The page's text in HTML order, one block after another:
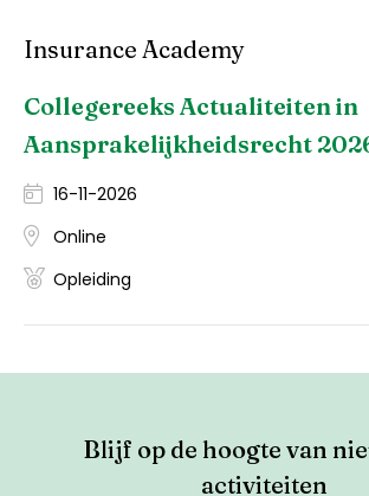
Insurance Academy
Collegereeks Actualiteiten in
Aansprakelijkheidsrecht
16-11-2026
Online
Opleiding
Blijf op de hoogte van
activiteiten